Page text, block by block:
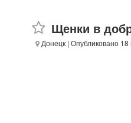
Щенки в
Донецк | Опубликовано